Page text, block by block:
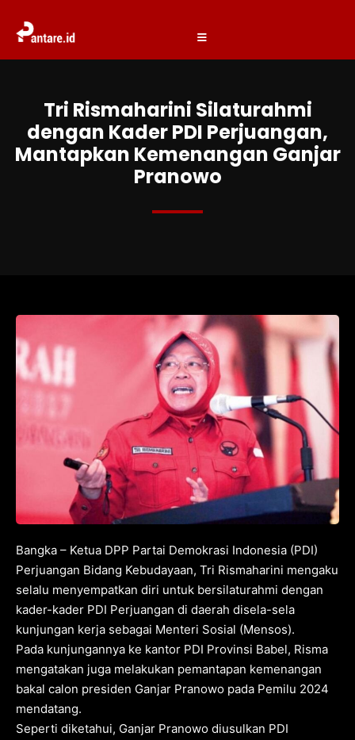
Tri Rismaharini Silaturahmi
dengan Kader PDI Perjuangan,
Mantapkan Kemenangan Ganjar
Pranowo
Bangka – Ketua DPP Partai Demokrasi Indonesia (PDI)
Perjuangan Bidang Kebudayaan, Tri Rismaharini mengaku
selalu menyempatkan diri untuk bersilaturahmi dengan
kader-kader PDI Perjuangan di daerah disela-sela
kunjungan kerja sebagai Menteri Sosial (Mensos).
Pada kunjungannya ke kantor PDI Provinsi Babel, Risma
mengatakan juga melakukan pemantapan kemenangan
bakal calon presiden Ganjar Pranowo pada Pemilu 2024
mendatang.
Seperti diketahui, Ganjar Pranowo diusulkan PDI